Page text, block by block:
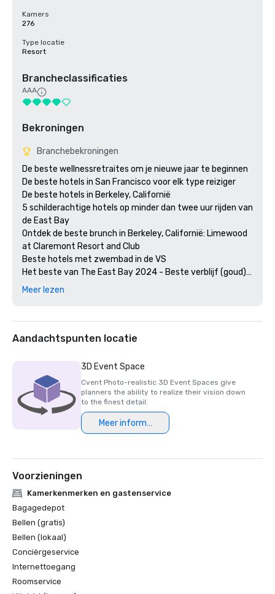
Kamers
276
Type locatie
Resort
Brancheclassificaties
AAA
Bekroningen
Branchebekroningen
De beste wellnessretraites om je nieuwe jaar te beginnen
De beste hotels in San Francisco voor elk type reiziger
De beste hotels in Berkeley, Californië
5 schilderachtige hotels op minder dan twee uur rijden van
de East Bay
Ontdek de beste brunch in Berkeley, Californië: Limewood
at Claremont Resort and Club
Beste hotels met zwembad in de VS
Het beste van The East Bay 2024 - Beste verblijf (goud)
Het beste van de East Bay 2024 - Beste locatie voor
(Limewood Silver)
Door gasten bekroonde restaurants: Limewood Bar &
Diners' Choice 2024 Claremont Lobbybar
De 20 beste hotels in College Town
15 beste spa's in de Greater Bay Area
2e beste hotel in Noord-Californië
23e beste hotel ter wereld
De beste hotels in Berkeley, Californië
Meer lezen
Aandachtspunten locatie
3D Event Space
Cvent Photo-realistic 3D Event Spaces give
planners the ability to realize their vision down
to the finest detail.
Meer informatie
Voorzieningen
Kamerkenmerken en gastenservice
Bagagedepot
Bellen (gratis)
Bellen (lokaal)
Conciërgeservice
Internettoegang
Roomservice